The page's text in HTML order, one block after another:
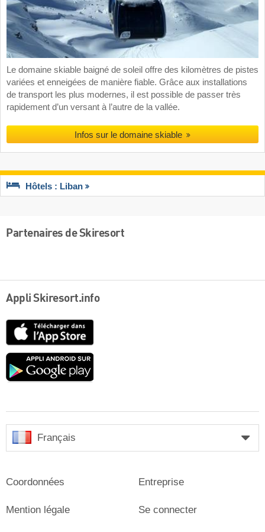
Le domaine skiable baigné de soleil offre des kilomètres de pistes
variées et enneigées de manière fiable. Grâce aux installations
de transport les plus modernes, il est possible de passer très
rapidement d’un versant à l’autre de la vallée.
Infos sur le domaine skiable
Hôtels : Liban
Partenaires de Skiresort
Appli Skiresort.info
Google
Français
Coordonnées
Mention légale
Entreprise
Se connecter